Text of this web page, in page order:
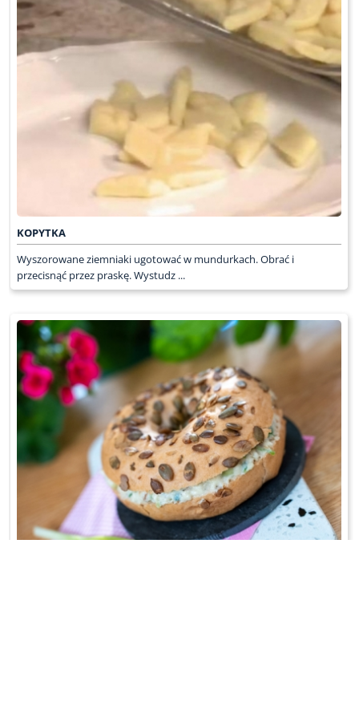
KOPYTKA
Wyszorowane ziemniaki ugotować w mundurkach. Obrać i
przecisnąć przez praskę. Wystudz ...